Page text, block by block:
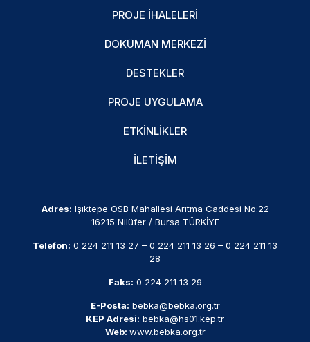
PROJE İHALELERI
DOKÜMAN MERKEZI
DESTEKLER
PROJE UYGULAMA
ETKINLIKLER
İLETIŞIM
Adres: Işıktepe OSB Mahallesi Arıtma Caddesi No:22
16215 Nilüfer / Bursa TÜRKİYE
Telefon: 0 224 211 13 27 – 0 224 211 13 26 – 0 224 211 13
28
Faks: 0 224 211 13 29
E-Posta: bebka@bebka.org.tr
KEP Adresi: bebka@hs01.kep.tr
Web: www.bebka.org.tr